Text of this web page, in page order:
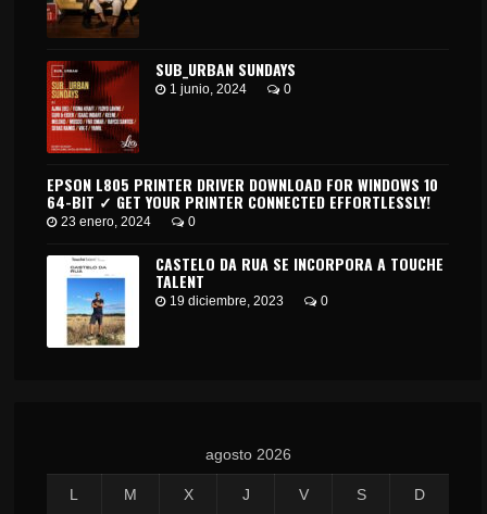
SUB_URBAN SUNDAYS
1 junio, 2024 0
EPSON L805 PRINTER DRIVER DOWNLOAD FOR WINDOWS 10
64-BIT ✓ GET YOUR PRINTER CONNECTED EFFORTLESSLY!
23 enero, 2024 0
CASTELO DA RUA SE INCORPORA A TOUCHE
TALENT
19 diciembre, 2023 0
agosto 2026
L M X J V S D